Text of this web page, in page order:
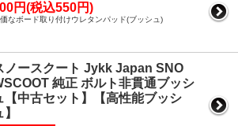
円(税込550円)
なボード取り付けウレタンパッド(ブッシュ)
ノースクート Jykk Japan SNO
純正 ボルト非貫通ブッシ
【中古セット】【高性能ブッシ
】